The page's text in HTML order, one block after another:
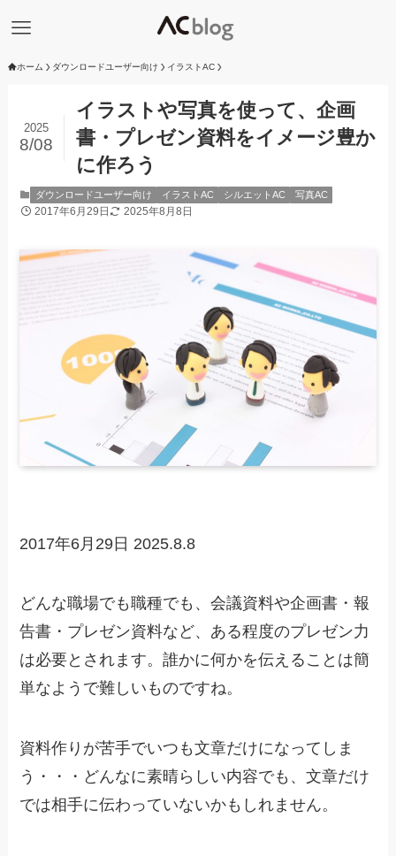
ホーム ダウンロードユーザー向け イラストAC
イラストや写真を使って、企画
書・プレゼン資料をイメージ豊か
に作ろう
2025
8/08
ダウンロードユーザー向け イラストAC シルエットAC 写真AC
2017年6月29日 2025年8月8日
2017年6月29日 2025.8.8
どんな職場でも職種でも、会議資料や企画書・報
告書・プレゼン資料など、ある程度のプレゼン力
は必要とされます。誰かに何かを伝えることは簡
単なようで難しいものですね。
資料作りが苦手でいつも文章だけになってしま
う・・・どんなに素晴らしい内容でも、文章だけ
では相手に伝わっていないかもしれません。